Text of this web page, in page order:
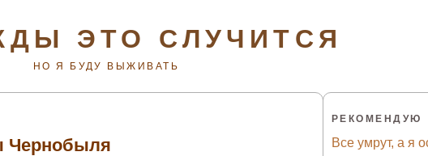
ЭТО СЛУЧИТСЯ
НО Я БУДУ ВЫЖИВАТЬ
РЕКОМЕНДУЮ
Все умрут, а я